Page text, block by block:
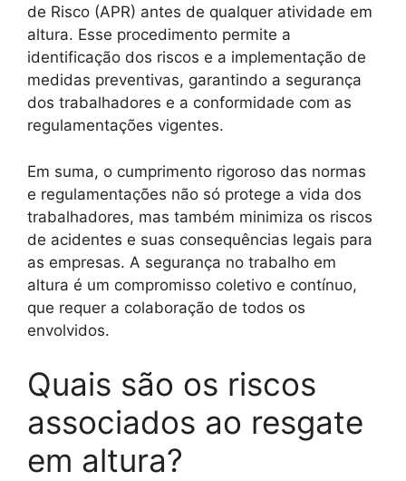
de Risco (APR) antes de qualquer atividade em
altura. Esse procedimento permite a
identificação dos riscos e a implementação de
medidas preventivas, garantindo a segurança
dos trabalhadores e a conformidade com as
regulamentações vigentes.
Em suma, o cumprimento rigoroso das normas
e regulamentações não só protege a vida dos
trabalhadores, mas também minimiza os riscos
de acidentes e suas consequências legais para
as empresas. A segurança no trabalho em
altura é um compromisso coletivo e contínuo,
que requer a colaboração de todos os
envolvidos.
Quais são os riscos
associados ao resgate
em altura?